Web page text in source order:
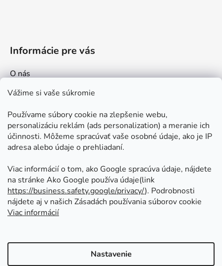
Vážime si vaše súkromie
Používame súbory cookie na zlepšenie webu,
personalizáciu reklám (ads personalization) a meranie ich
účinnosti. Môžeme spracúvať vaše osobné údaje, ako je IP
adresa alebo údaje o prehliadaní.
Viac informácií o tom, ako Google spracúva údaje, nájdete
na stránke Ako Google používa údaje(link
https://business.safety.google/privacy/⁩). Podrobnosti
nájdete aj v našich Zásadách používania súborov cookie
Viac informácií
Nastavenie
Informácie pre vás
O nás
Kontakt
Ako nakupovať
Obchodné podmienky
Ochrana osobných údajov
Odstúpenie od zmluvy
Prijímame online platby